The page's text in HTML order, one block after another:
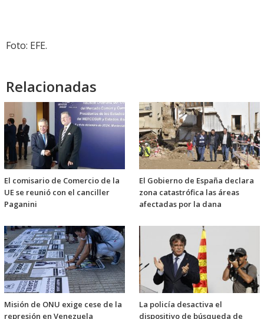
Foto: EFE.
Relacionadas
El comisario de Comercio de la
UE se reunió con el canciller
Paganini
El Gobierno de España declara
zona catastrófica las áreas
afectadas por la dana
Misión de ONU exige cese de la
represión en Venezuela
La policía desactiva el
dispositivo de búsqueda de